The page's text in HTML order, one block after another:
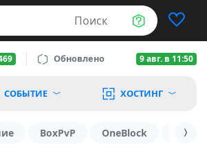
Поиск
Обновлено 9 авг. в 11:50
СОБЫТИЕ ХОСТИНГ
BoxPvP OneBlock 1.19.3